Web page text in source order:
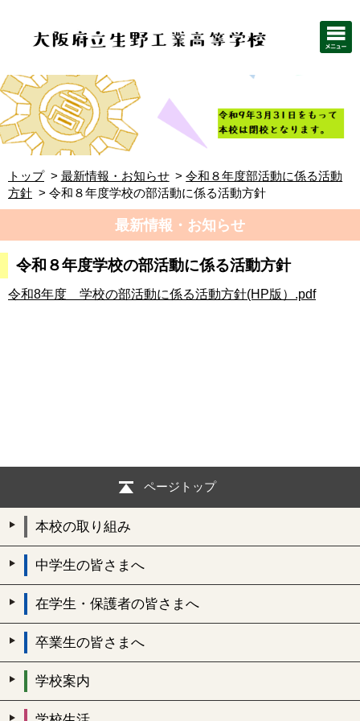
トップ 最新情報・お知らせ
令和８年度部活動に係る活動
方針
令和８年度学校の部活動に係る活動方針
最新情報・お知らせ
令和８年度学校の部活動に係る活動方針
令和8年度 学校の部活動に係る活動方針(HP版）.pdf
ページトップ
本校の取り組み
中学生の皆さまへ
在学生・保護者の皆さまへ
卒業生の皆さまへ
学校案内